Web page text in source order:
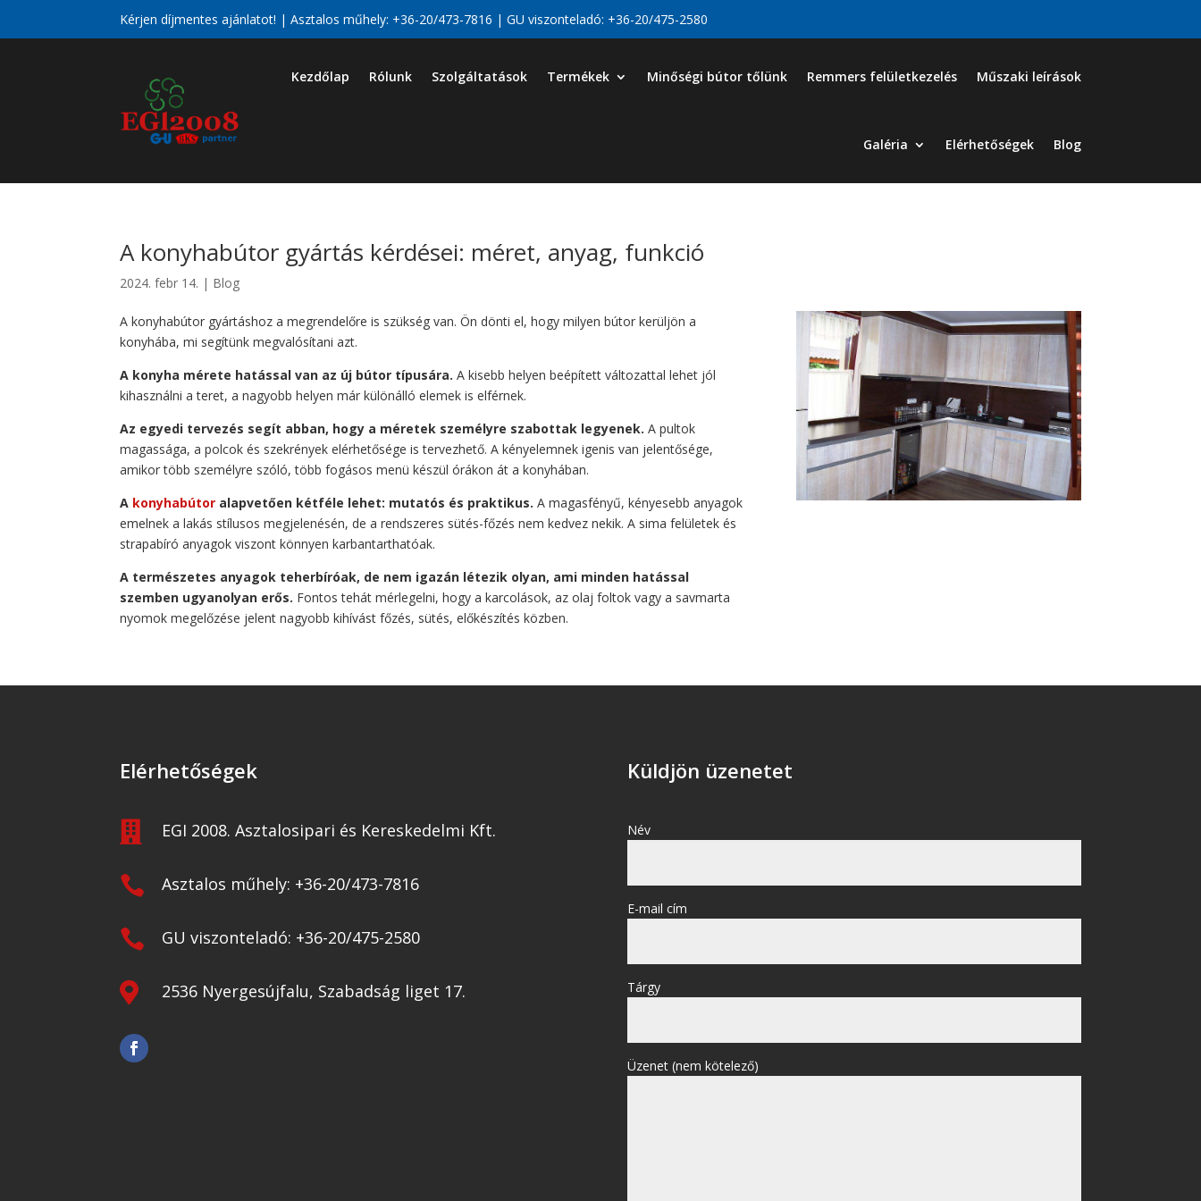
Kérjen díjmentes ajánlatot! | Asztalos műhely: +36-20/473-7816 | GU viszonteladó: +36-20/475-2580
Kezdőlap Rólunk Szolgáltatások Termékek Minőségi bútor tőlünk Remmers felületkezelés Műszaki leírások
Galéria Elérhetőségek Blog
A konyhabútor gyártás kérdései: méret, anyag, funkció
2024. febr 14. | Blog
A konyhabútor gyártáshoz a megrendelőre is szükség van. Ön dönti el, hogy milyen bútor kerüljön a
konyhába, mi segítünk megvalósítani azt.
A konyha mérete hatással van az új bútor típusára.A kisebb helyen beépített változattal lehet jól
kihasználni a teret, a nagyobb helyen már különálló elemek is elférnek.
Az egyedi tervezés segít abban, hogy a méretek személyre szabottak legyenek. A pultok
magassága, a polcok és szekrények elérhetősége is tervezhető. A kényelemnek igenis van jelentősége,
amikor több személyre szóló, több fogásos menü készül órákon át a konyhában.
A konyhabútor alapvetően kétféle lehet: mutatós és praktikus.A magasfényű, kényesebb anyagok
emelnek a lakás stílusos megjelenésén, de a rendszeres sütés-főzés nem kedvez nekik. A sima felületek és
strapabíró anyagok viszont könnyen karbantarthatóak.
A természetes anyagok teherbíróak, de nem igazán létezik olyan, ami minden hatással
szemben ugyanolyan erős. Fontos tehát mérlegelni, hogy a karcolások, az olaj foltok vagy a savmarta
nyomok megelőzése jelent nagyobb kihívást főzés, sütés, előkészítés közben.
Elérhetőségek
 EGI 2008. Asztalosipari és Kereskedelmi Kft.
 Asztalos műhely: +36-20/473-7816
 GU viszonteladó: +36-20/475-2580
 2536 Nyergesújfalu, Szabadság liget 17.
Küldjön üzenetet
Név
E-mail cím
Tárgy
Üzenet (nem kötelező)